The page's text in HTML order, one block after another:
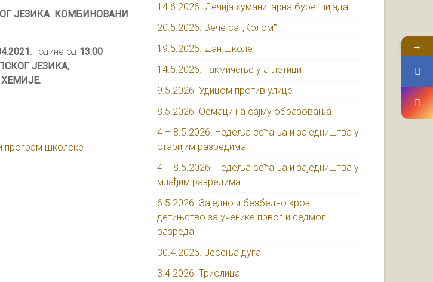
ЈЕЗИКА. КОМБИНОВАНИ
године од 13:00
ЈЕЗИКА,
програм школске
14.6.2026. Дечија хуманитарна бурегџијада
20.5.2026. Вече са „Коломˮ
19.5.2026. Дан школе
14.5.2026. Такмичење у атлетици
9.5.2026. Удицом против улице
8.5.2026. Осмаци на сајму образовања
4 – 8.5.2026. Недеља сећања и заједништва у
старијим разредима
4 – 8.5.2026. Недеља сећања и заједништва у
млађим разредима
6.5.2026. Заједно и безбедно кроз
детињство за ученике првог и седмог
разреда
30.4.2026. Јесења дуга
3.4.2026. Триолица
→